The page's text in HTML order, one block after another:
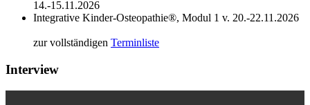
14.-15.11.2026
Integrative Kinder-Osteopathie®, Modul 1 v. 20.-22.11.2026
zur vollständigen Terminliste
Interview